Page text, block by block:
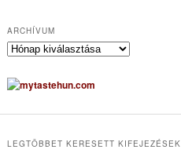
ARCHÍVUM
A
c
h
uLEGTÖBBET KERESETT KIFEJEZÉSEK